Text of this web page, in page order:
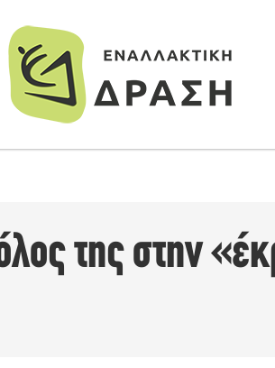
της στην